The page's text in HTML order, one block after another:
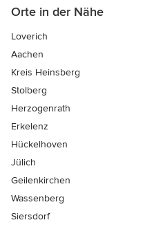
Orte in der Nähe
Loverich
Aachen
Kreis Heinsberg
Stolberg
Herzogenrath
Erkelenz
Hückelhoven
Jülich
Geilenkirchen
Wassenberg
Siersdorf